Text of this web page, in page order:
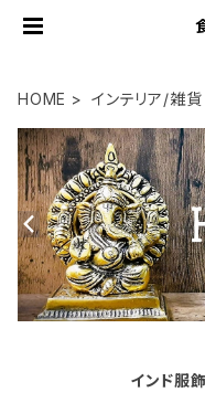
HOME インテリア/雑貨
インド服